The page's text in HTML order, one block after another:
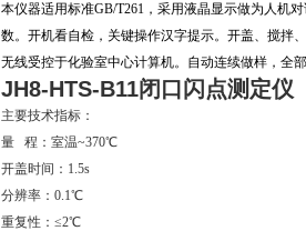
本仪器适用标准GB/T261，采用液晶显示做为人机
数。开机看自检，关键操作汉字提示。开盖、搅拌
无线受控于化验室中心计算机。自动连续做样，全
JH8-HTS-B11闭口闪点测定仪
主要技术指标：
量 程：室温~370℃
开盖时间：1.5s
分辨率：0.1℃
重复性：≤2℃